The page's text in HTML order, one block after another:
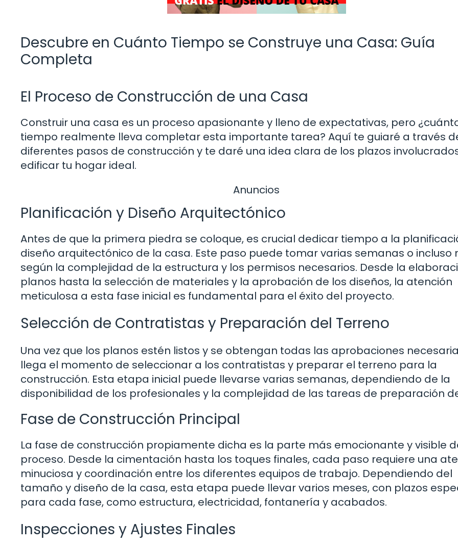
Descubre en Cuánto Tiempo se Construye una Casa: Guía
Completa
El Proceso de Construcción de una Casa
Construir una casa es un proceso apasionante y lleno de expectativas, pero
tiempo realmente lleva completar esta importante tarea? Aquí te guiaré a través
diferentes pasos de construcción y te daré una idea clara de los plazos
edificar tu hogar ideal.
Anuncios
Planificación y Diseño Arquitectónico
Antes de que la primera piedra se coloque, es crucial dedicar tiempo a la
diseño arquitectónico de la casa. Este paso puede tomar varias semanas o incluso
según la complejidad de la estructura y los permisos necesarios. Desde la
planos hasta la selección de materiales y la aprobación de los diseños, la atención
meticulosa a esta fase inicial es fundamental para el éxito del proyecto.
Selección de Contratistas y Preparación del Terreno
Una vez que los planos estén listos y se obtengan todas las aprobaciones
llega el momento de seleccionar a los contratistas y preparar el terreno para la
construcción. Esta etapa inicial puede llevarse varias semanas, dependiendo de la
disponibilidad de los profesionales y la complejidad de las tareas de preparación
Fase de Construcción Principal
La fase de construcción propiamente dicha es la parte más emocionante y visible
proceso. Desde la cimentación hasta los toques finales, cada paso requiere una
minuciosa y coordinación entre los diferentes equipos de trabajo. Dependiendo del
tamaño y diseño de la casa, esta etapa puede llevar varios meses, con plazos
para cada fase, como estructura, electricidad, fontanería y acabados.
Inspecciones y Ajustes Finales